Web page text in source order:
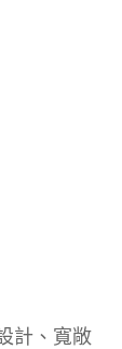
計、寬敞